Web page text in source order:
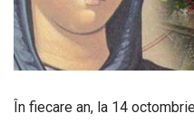
În fiecare an, la 14